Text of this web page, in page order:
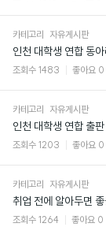
카테고리 자유게시판
인천 대학생 연합 동
조회수 1483 좋아요 0
카테고리 자유게시판
인천 대학생 연합 출
조회수 1203 좋아요 0
카테고리 자유게시판
조회수 1264 좋아요 0